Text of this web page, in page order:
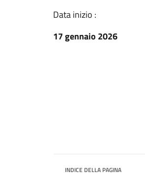
Data inizio :
17 gennaio 2026
INDICE DELLA PAGINA